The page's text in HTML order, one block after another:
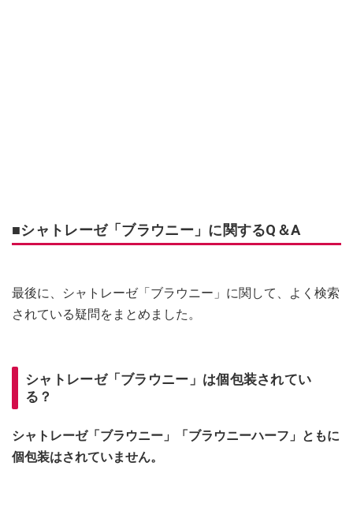
■シャトレーゼ「ブラウニー」に関するQ＆A
最後に、シャトレーゼ「ブラウニー」に関して、よく検索
されている疑問をまとめました。
シャトレーゼ「ブラウニー」は個包装されてい
る？
シャトレーゼ「ブラウニー」「ブラウニーハーフ」ともに
個包装はされていません。